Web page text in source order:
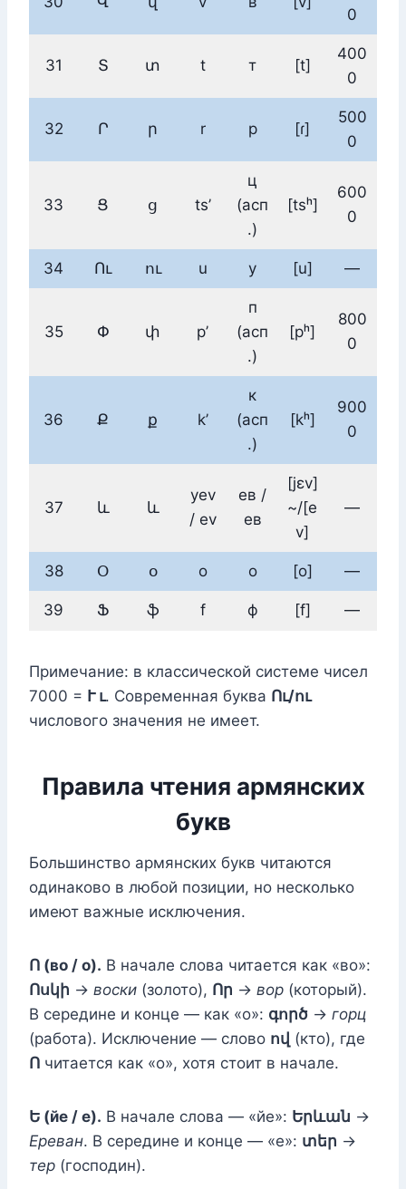
0
31 Տ տ t т [t]
400
0
32 Ր ր r р [ɾ]
500
0
33 Ց ց ts’
ц
(асп
.)
[tsʰ]
600
0
34 Ու ու u у [u] —
35 Փ փ p’
п
(асп
.)
[pʰ]
800
0
36 Ք ք k’
к
(асп
.)
[kʰ]
900
0
37 և և
yev
/ ev
ев /
ев
[jɛv]
~/[e
v]
—
38 Օ օ o о [o] —
39 Ֆ ֆ f ф [f] —
Примечание: в классической системе чисел
7000 = Ւ ւ. Современная буква Ու/ու
числового значения не имеет.
Правила чтения армянских
букв
Большинство армянских букв читаются
одинаково в любой позиции, но несколько
имеют важные исключения.
Ո (во / о). В начале слова читается как «во»:
Ոսկի → воски (золото), Որ → вор (который).
В середине и конце — как «о»: գործ → горц
(работа). Исключение — слово ով (кто), где
Ո читается как «о», хотя стоит в начале.
Ե (йе / е). В начале слова — «йе»: Երևան →
Ереван. В середине и конце — «е»: տեր →
тер (господин).